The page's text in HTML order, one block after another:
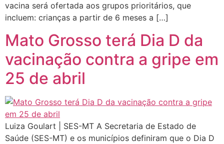
vacina será ofertada aos grupos prioritários, que
incluem: crianças a partir de 6 meses a […]
Mato Grosso terá Dia D da
vacinação contra a gripe em
25 de abril
Luiza Goulart | SES-MT A Secretaria de Estado de
Saúde (SES-MT) e os municípios definiram que o Dia D